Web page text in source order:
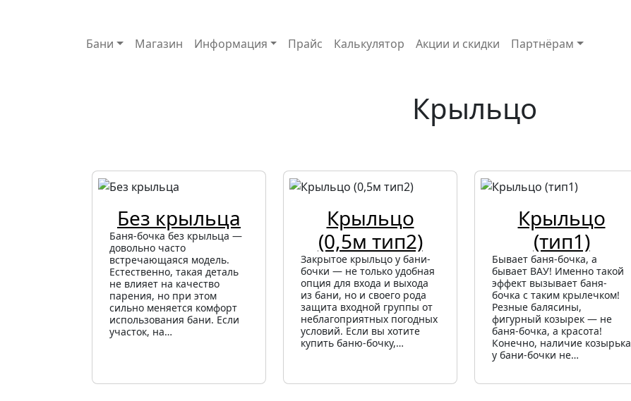
Основная навигация
Бани Магазин Информация Прайс Калькулятор Акции и скидки Партнёрам
Крыльцо
Без крыльца
Баня-бочка без крыльца —
довольно часто
встречающаяся модель.
Естественно, такая деталь
не влияет на качество
парения, но при этом
сильно меняется комфорт
использования бани. Если
участок, на…
Крыльцо
(0,5м тип2)
Закрытое крыльцо у бани-
бочки — не только удобная
опция для входа и выхода
из бани, но и своего рода
защита входной группы от
неблагоприятных погодных
условий. Если вы хотите
купить баню-бочку,…
Крыльцо
(тип1)
Бывает баня-бочка, а
бывает ВАУ! Именно такой
эффект вызывает баня-
бочка с таким крылечком!
Резные балясины,
фигурный козырек — не
баня-бочка, а красота!
Конечно, наличие козырька
у бани-бочки не…